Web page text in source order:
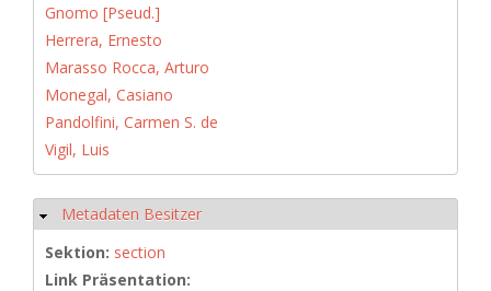
Gnomo [Pseud.]
Herrera, Ernesto
Marasso Rocca, Arturo
Monegal, Casiano
Pandolfini, Carmen S. de
Vigil, Luis
Ausblenden
Metadaten Besitzer
Sektion: section
Link Präsentation: